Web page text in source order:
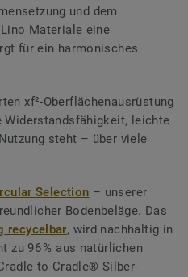
und dem
Materiale eine
für ein harmonisches
xf²-Oberflächenausrüstung
leichte
steht – über viele
Selection – unserer
Bodenbeläge. Das
recycelbar, wird nachhaltig in
zu 96 % aus natürlichen
to Cradle® Silber-